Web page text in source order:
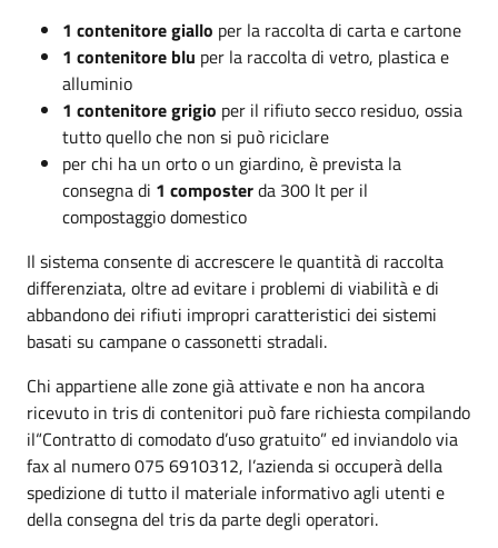
1 contenitore giallo per la raccolta di carta e cartone
1 contenitore blu per la raccolta di vetro, plastica e
alluminio
1 contenitore grigio per il rifiuto secco residuo, ossia
tutto quello che non si può riciclare
per chi ha un orto o un giardino, è prevista la
consegna di 1 composterda 300 lt per il
compostaggio domestico
Il sistema consente di accrescere le quantità di raccolta
differenziata, oltre ad evitare i problemi di viabilità e di
abbandono dei rifiuti impropri caratteristici dei sistemi
basati su campane o cassonetti stradali.
Chi appartiene alle zone già attivate e non ha ancora
ricevuto in tris di contenitori può fare richiesta compilando
il“Contratto di comodato d’uso gratuito” ed inviandolo via
fax al numero 075 6910312, l’azienda si occuperà della
spedizione di tutto il materiale informativo agli utenti e
della consegna del tris da parte degli operatori.